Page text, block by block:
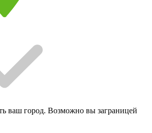
ваш город. Возможно вы заграницей